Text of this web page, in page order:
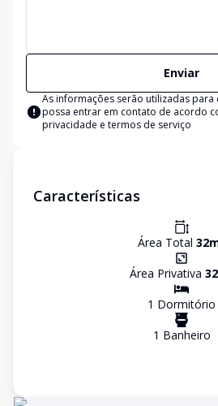
Enviar
As informações serão utilizadas para
possa entrar em contato de acordo
privacidade e termos de serviço
Características
Área Total 32
Área Privativa 32
1 Dormitório
1 Banheiro